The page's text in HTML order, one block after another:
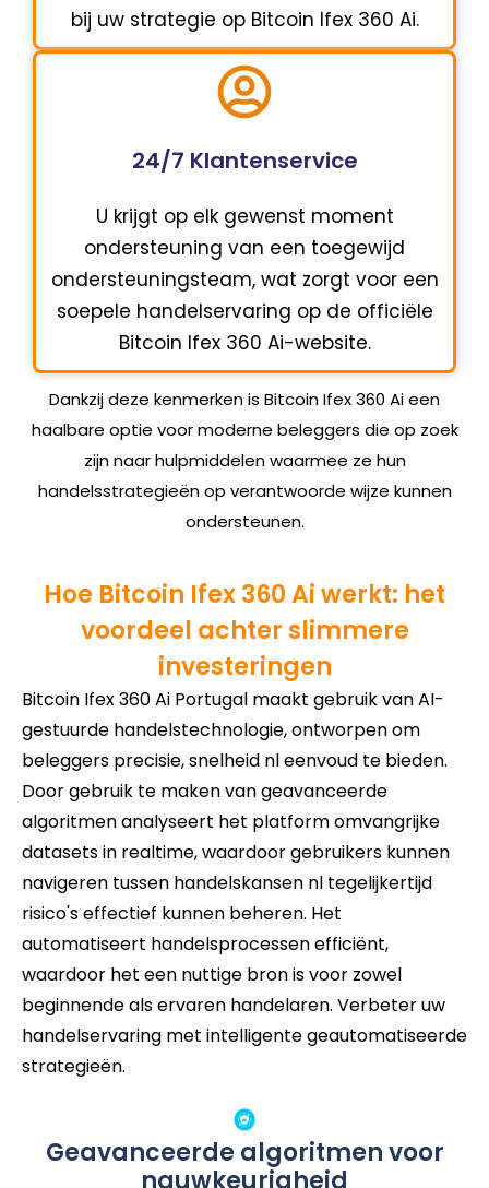
bij uw strategie op Bitcoin Ifex 360 Ai.
24/7 Klantenservice
U krijgt op elk gewenst moment
ondersteuning van een toegewijd
ondersteuningsteam, wat zorgt voor een
soepele handelservaring op de officiële
Bitcoin Ifex 360 Ai-website.
Dankzij deze kenmerken is Bitcoin Ifex 360 Ai een
haalbare optie voor moderne beleggers die op zoek
zijn naar hulpmiddelen waarmee ze hun
handelsstrategieën op verantwoorde wijze kunnen
ondersteunen.
Hoe Bitcoin Ifex 360 Ai werkt: het
voordeel achter slimmere
investeringen
Bitcoin Ifex 360 Ai Portugal maakt gebruik van AI-
gestuurde handelstechnologie, ontworpen om
beleggers precisie, snelheid nl eenvoud te bieden.
Door gebruik te maken van geavanceerde
algoritmen analyseert het platform omvangrijke
datasets in realtime, waardoor gebruikers kunnen
navigeren tussen handelskansen nl tegelijkertijd
risico's effectief kunnen beheren. Het
automatiseert handelsprocessen efficiënt,
waardoor het een nuttige bron is voor zowel
beginnende als ervaren handelaren. Verbeter uw
handelservaring met intelligente geautomatiseerde
strategieën.
Geavanceerde algoritmen voor
nauwkeurigheid